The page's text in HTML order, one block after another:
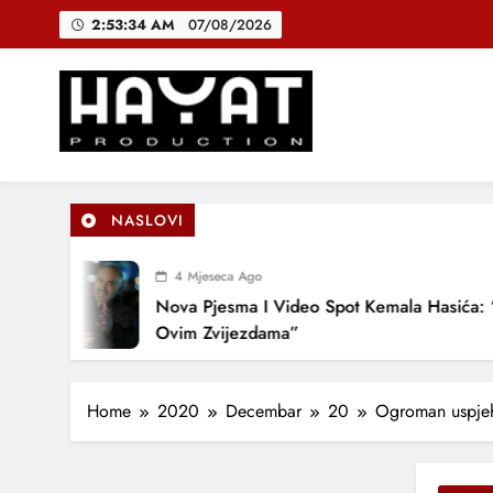
2:53:35 AM 07/08/2026
Hayat Production
Promocija domaće muzike
NASLOVI
4 Mjeseca Ago
Nova Pjesma I Video Spot Kemala Hasića:
Ovim Zvijezdama”
Home 2020 Decembar 20 Ogroman